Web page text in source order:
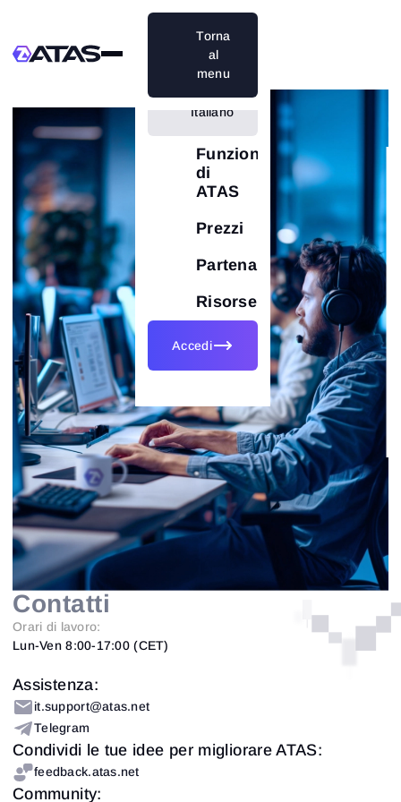
Funzionalità
di
ATAS
Prezzi
Partenariati
Risorse
Italiano
Accedi
Torna
al
menu
Contatti
Orari di lavoro:
Lun-Ven 8:00-17:00 (CET)
Assistenza:
it.support@atas.net
Telegram
Condividi le tue idee per migliorare ATAS:
feedback.atas.net
Community: